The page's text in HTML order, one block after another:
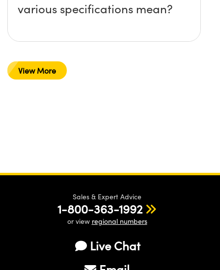
various specifications mean?
View More
Sales & Expert Advice
1-800-363-1992
or view regional numbers
Live Chat